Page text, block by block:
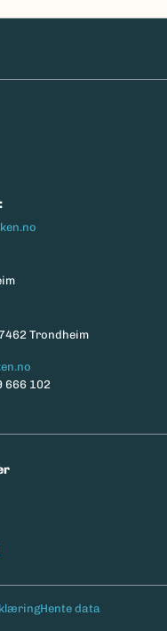
Trondheim
666 102
Hente data